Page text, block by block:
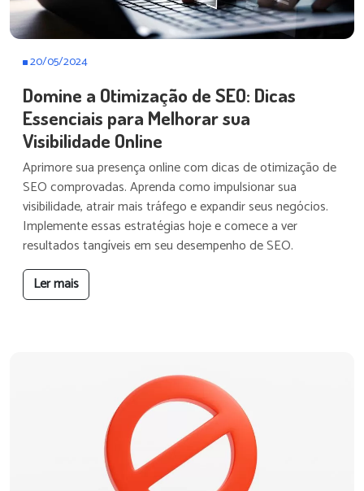
20/05/2024
Domine a Otimização de SEO: Dicas
Essenciais para Melhorar sua
Visibilidade Online
Aprimore sua presença online com dicas de otimização de
SEO comprovadas. Aprenda como impulsionar sua
visibilidade, atrair mais tráfego e expandir seus negócios.
Implemente essas estratégias hoje e comece a ver
resultados tangíveis em seu desempenho de SEO.
Ler mais